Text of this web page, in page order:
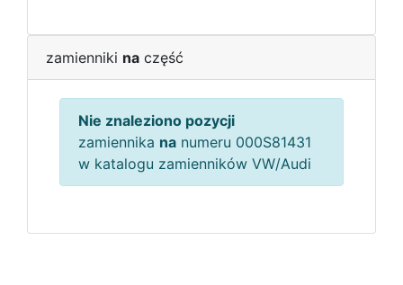
zamienniki na część
Nie znaleziono pozycji
zamiennika na numeru 000S81431
w katalogu zamienników VW/Audi